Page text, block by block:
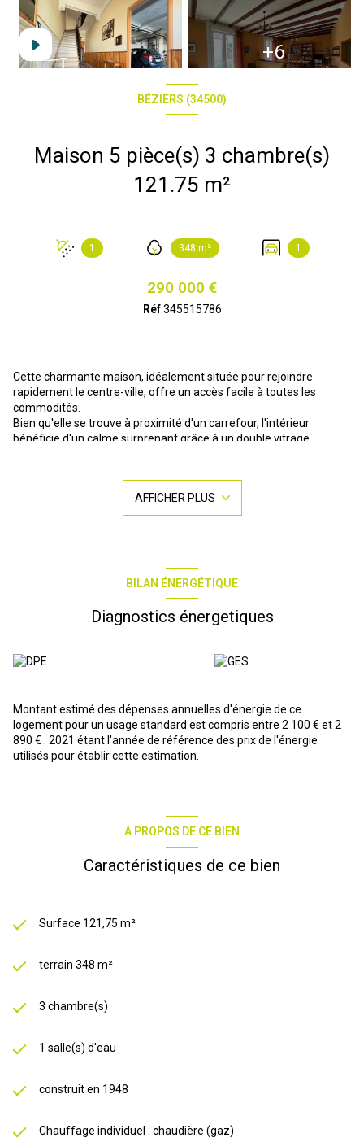
+6
BÉZIERS (34500)
Maison 5 pièce(s) 3 chambre(s)
121.75 m²
1 348 m² 1
290 000 €
Réf345515786
Cette charmante maison, idéalement située pour rejoindre
rapidement le centre-ville, offre un accès facile à toutes les
commodités.
Bien qu'elle se trouve à proximité d'un carrefour, l'intérieur
bénéficie d'un calme surprenant grâce à un double vitrage
artisans ou les amateurs de bricolage, peut être aménagé selon
vos envies ainsi qu'une cuisine d'été idéale pour partager des
moments en famille ou entre amis. De plus le jardin offre un
style art déco, avec ses carreaux de ciments ajoute une touche
Ne manquez pas cette nouvelle opportunité de devenir
propriétaire d'une maison qui allie charme, fonctionnalité et
découvrir tout son potentiel.
AFFICHER PLUS
BILAN ÉNERGÉTIQUE
Diagnostics énergetiques
Montant estimé des dépenses annuelles d'énergie de ce
logement pour un usage standard est compris entre 2 100 € et 2
890 € . 2021 étant l'année de référence des prix de l'énergie
utilisés pour établir cette estimation.
A PROPOS DE CE BIEN
Caractéristiques de ce bien
Surface 121,75 m²
terrain 348 m²
3 chambre(s)
1 salle(s) d'eau
construit en 1948
Chauffage individuel : chaudière (gaz)